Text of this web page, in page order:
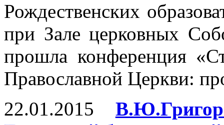
Рождественских
при Зале церковных
прошла конференция
Православной Церкви:
22.01.2015